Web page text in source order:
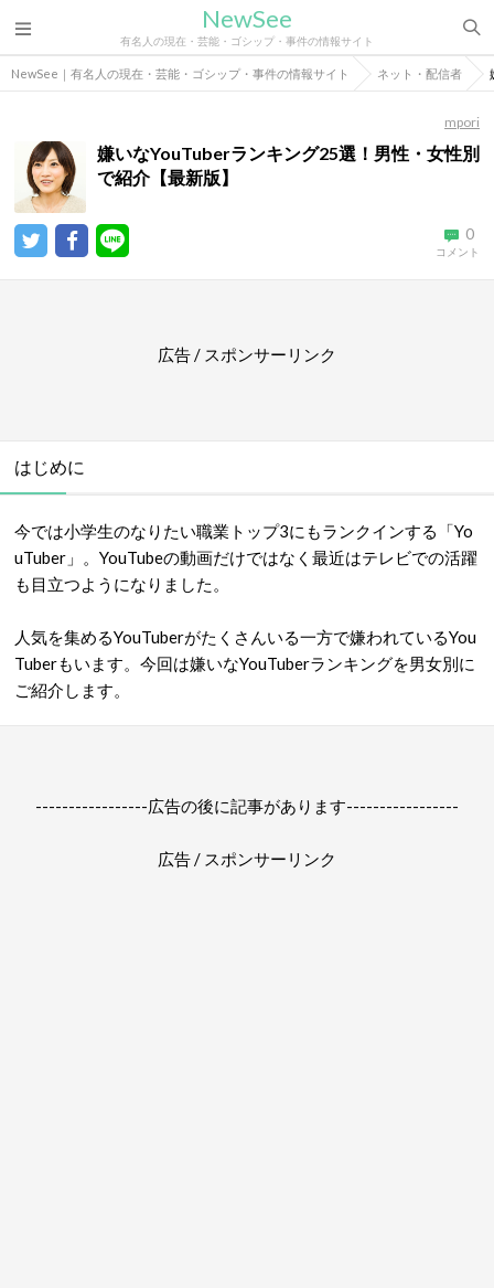
NewSee
有名人の現在・芸能・ゴシップ・事件の情報サイト
NewSee｜有名人の現在・芸能・ゴシップ・事件の情報サイト ネット・配信者
mpori
嫌いなYouTuberランキング25選！男性・女性別
で紹介【最新版】
0
コメント
広告 / スポンサーリンク
はじめに
今では小学生のなりたい職業トップ3にもランクインする「Yo
uTuber 」。 YouTubeの動画だけではなく最近はテレビでの活躍
も目立つようになりました。
人気を集めるYouTuberがたくさんいる一方で嫌われているYou
Tuberもいます。今回は嫌いなYouTuberランキングを男女別に
ご紹介します。
-----------------広告の後に記事があります-----------------
広告 / スポンサーリンク